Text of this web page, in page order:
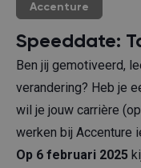
Accenture
Speeddate:
Ben jij gemotiveerd,
verandering? Heb je
wil je jouw carrière
werken bij Accenture
Op 6 februari 2025